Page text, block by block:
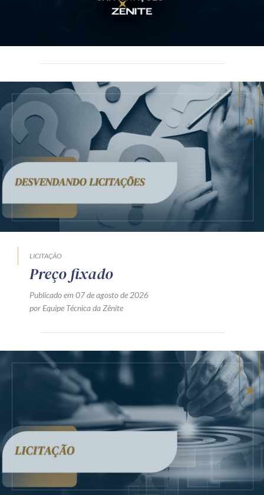
LICITAÇÃO
Preço fixado
Publicado em 07 de agosto de 2026
por Equipe Técnica da Zênite